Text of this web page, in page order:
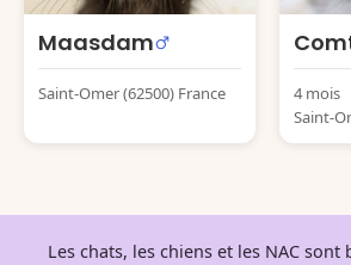
Maasdam
Saint-Omer (62500) France
4 mois
Saint-
Les chats, les chiens et les NAC